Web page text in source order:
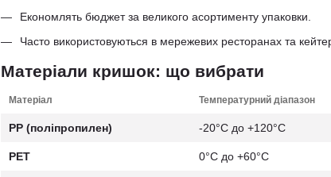
Економлять бюджет за великого асортименту упаковки.
Часто використовуються в мережевих ресторанах та
Матеріали кришок: що вибрати
Матеріал Температурний діапазон
PP (поліпропилен) -20°C до +120°C
PET 0°C до +60°C